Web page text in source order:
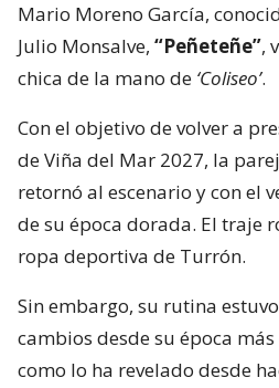
Mario Moreno García,
Julio Monsalve, “Peñeteñe”,
chica de la mano de ‘Coliseo’.
Con el objetivo de volver a
de Viña del Mar 2027, la
retornó al escenario y con el
de su época dorada. El traje
ropa deportiva de Turrón.
Sin embargo, su rutina
cambios desde su época
como lo ha revelado desde